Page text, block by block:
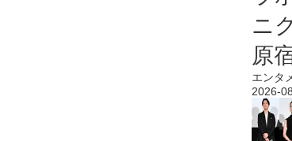
ニ
原
エンタ
2026-